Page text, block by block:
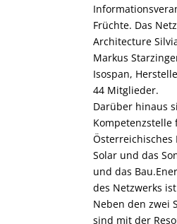
Früchte. Das
Architecture
Markus
Isospan,
44 Mitglieder.
Darüber hinaus
Kompetenzstelle
Solar und das
und das
des Netzwerks
Neben den zwei
sind mit der